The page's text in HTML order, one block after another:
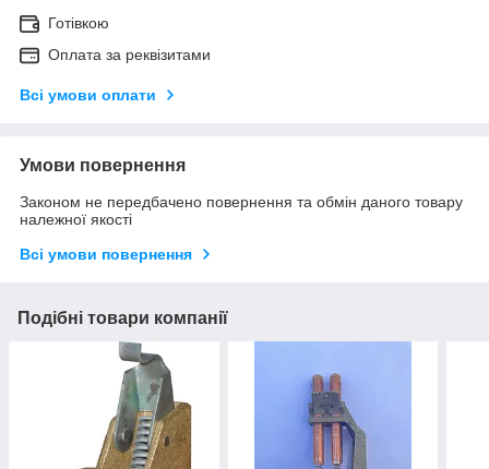
Готівкою
Оплата за реквізитами
Всі умови оплати
Умови повернення
Законом не передбачено повернення та обмін даного товару
належної якості
Всі умови повернення
Подібні товари компанії